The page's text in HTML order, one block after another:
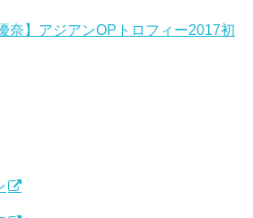
奈】アジアンOPトロフィー2017初